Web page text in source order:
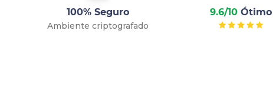
100% Seguro
Ambiente criptografado
9.6/10Ótimo